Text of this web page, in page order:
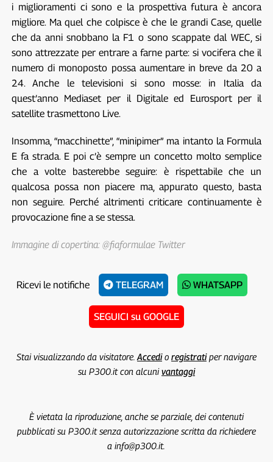
i miglioramenti ci sono e la prospettiva futura è ancora
migliore. Ma quel che colpisce è che le grandi Case, quelle
che da anni snobbano la F1 o sono scappate dal WEC, si
sono attrezzate per entrare a farne parte: si vocifera che il
numero di monoposto possa aumentare in breve da 20 a
24. Anche le televisioni si sono mosse: in Italia da
quest’anno Mediaset per il Digitale ed Eurosport per il
satellite trasmettono Live.
Insomma, “macchinette”, “minipimer” ma intanto la Formula
E fa strada. E poi c’è sempre un concetto molto semplice
che a volte basterebbe seguire: è rispettabile che un
qualcosa possa non piacere ma, appurato questo, basta
non seguire. Perché altrimenti criticare continuamente è
provocazione fine a se stessa.
Immagine di copertina: @fiaformulae Twitter
Ricevi le notifiche TELEGRAM WHATSAPP
SEGUICI su GOOGLE
Stai visualizzando da visitatore. Accedio registratiper navigare
su P300.it con alcunivantaggi
È vietata la riproduzione, anche se parziale, dei contenuti
pubblicati su P300.it senza autorizzazione scritta da richiedere
a info@p300.it.